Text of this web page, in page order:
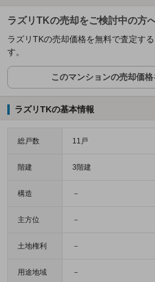
ラズリTKの売却をご検討中の方
ラズリTKの売却価格を無料で査定す
す。
このマンションの売却価格
ラズリTKの基本情報
総戸数 11戸
階建 3階建
構造 －
主方位 －
土地権利 －
用途地域 －